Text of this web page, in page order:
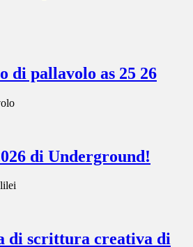
di pallavolo as 25 26
di Underground!
di scrittura creativa di